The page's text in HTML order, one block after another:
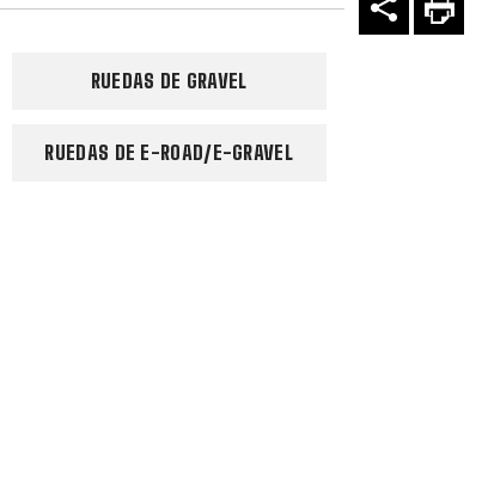
RUEDAS DE GRAVEL
RUEDAS DE E-ROAD/E-GRAVEL